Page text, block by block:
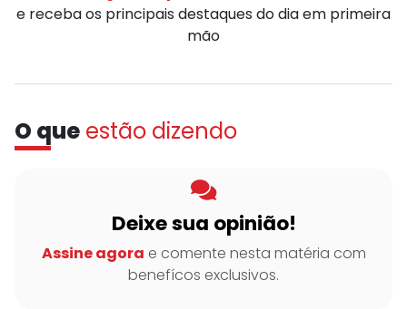
e receba os principais destaques do dia em primeira
mão
O que estão dizendo
Deixe sua opinião!
Assine agora e comente nesta matéria com
benefícos exclusivos.